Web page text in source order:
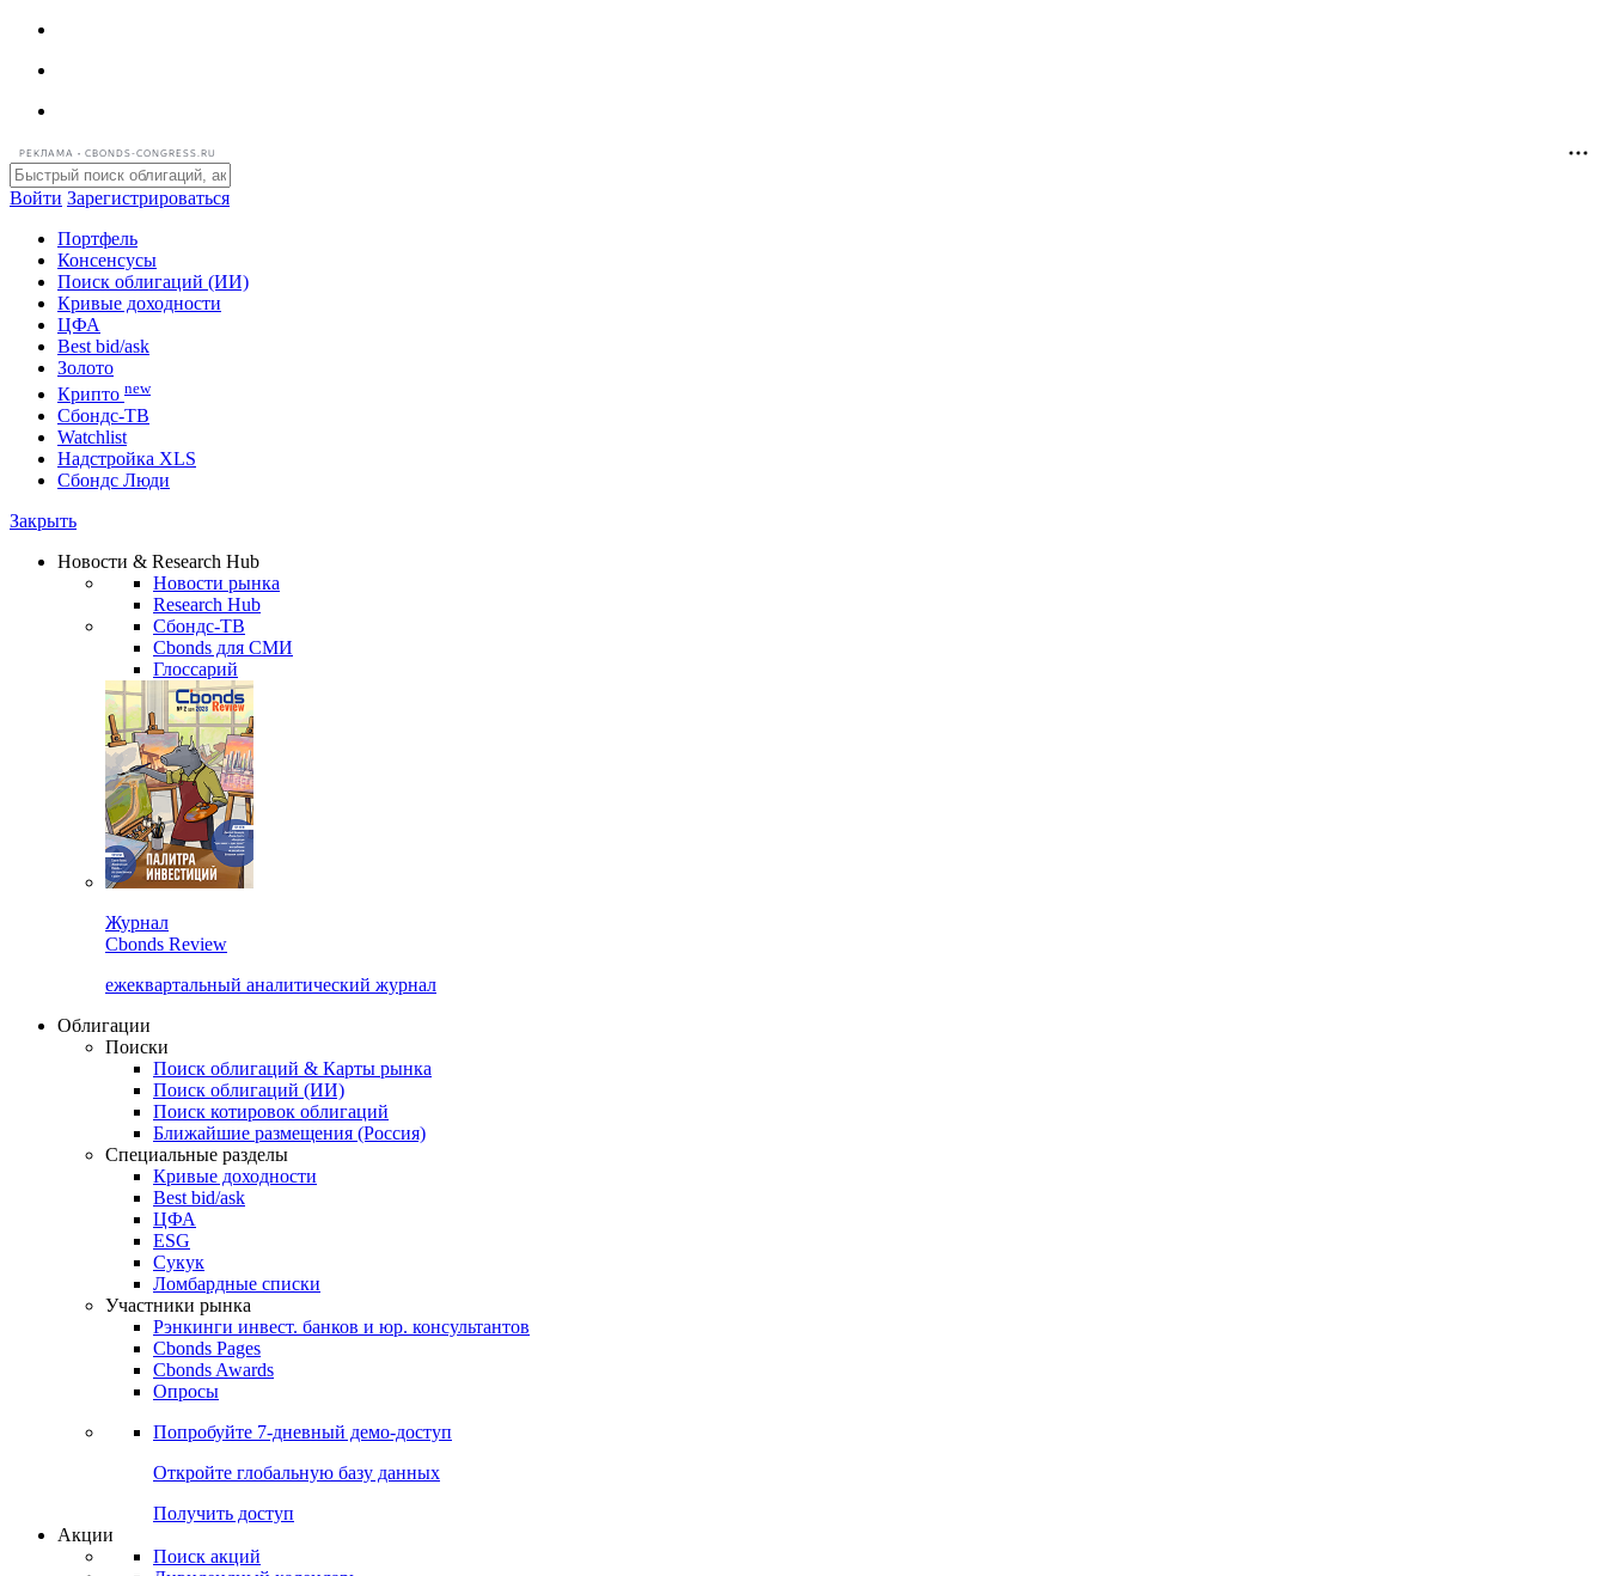
РЕКЛАМА • CBONDS-CONGRESS.RU
Войти Зарегистрироваться
Портфель
Консенсусы
Поиск облигаций (ИИ)
Кривые доходности
ЦФА
Best bid/ask
Золото
Криптоnew
Сбондс-ТВ
Надстройка XLS
Сбондс Люди
Новости & Research Hub
Новости рынка
Research Hub
Сбондс-ТВ
Cbonds для СМИ
Глоссарий
Журнал
Cbonds Review
ежеквартальный аналитический журнал
Облигации
Поиски
Поиск облигаций & Карты рынка
Поиск облигаций (ИИ)
Поиск котировок облигаций
Ближайшие размещения (Россия)
Специальные разделы
Кривые доходности
Best bid/ask
ЦФА
ESG
Сукук
Ломбардные списки
Участники рынка
Рэнкинги инвест. банков и юр. консультантов
Cbonds Pages
Cbonds Awards
Опросы
Попробуйте7-дневный
Откройте глобальную базу данных